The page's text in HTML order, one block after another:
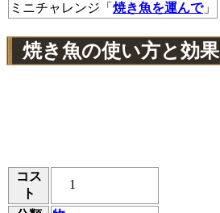
ミニチャレンジ「 焼き魚を運んで」
焼き魚の使い方と効果
コス
ト
1